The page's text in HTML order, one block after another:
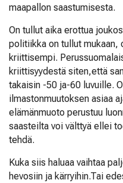
maapallon saastumisesta.
On tullut aika erottua
politiikka on tullut mukaan,
kriittisempi.
kriittisyydestä siten,että
takaisin -50 ja-60 luvuille.
ilmastonmuutoksen asiaa
elämänmuoto perustuu
saasteilta voi välttyä ellei
tehdä.
Kuka siis haluaa vaihtaa
hevosiin ja kärryihin.Tai